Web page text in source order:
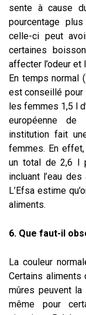
sente à cause
pourcentage
celle-ci peut
certaines
affecter l’odeur et
En temps normal
est conseillé pour
les femmes 1,5 l
européenne
institution fait
femmes. En
un total de 2,6 l
incluant l’eau
L’Efsa estime
aliments.
6. Que faut-il
La couleur
Certains
mûres peuvent
même pour